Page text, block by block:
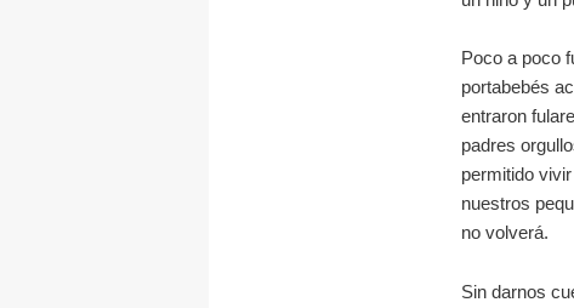
Poco a poco
portabebés
entraron
padres
permitido
nuestros
no volverá.
Sin darnos